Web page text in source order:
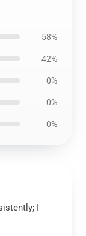
58%
42%
0%
0%
0%
I